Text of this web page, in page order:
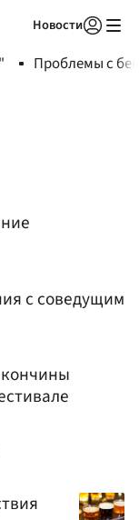
Новости
Проблемы с
с соведущим